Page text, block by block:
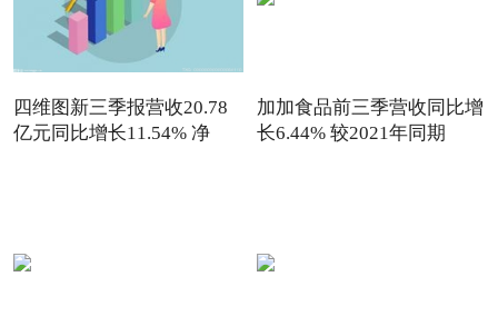
四维图新三季报营收20.78
亿元同比增长11.54% 净
加加食品前三季营收同比增
长6.44% 较2021年同期